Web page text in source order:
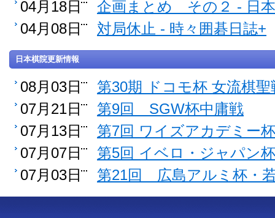
04月18日
企画まとめ その２ - 日
04月08日
対局休止 - 時々囲碁日誌+
日本棋院更新情報
08月03日
第30期 ドコモ杯 女流棋聖
07月21日
第9回 SGW杯中庸戦
07月13日
第7回 ワイズアカデミー杯
07月07日
第5回 イベロ・ジャパン杯
07月03日
第21回 広島アルミ杯・